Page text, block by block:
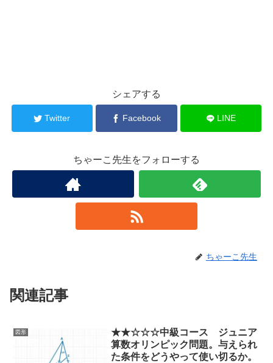
シェアする
Twitter Facebook LINE
ちゃーこ先生をフォローする
ちゃーこ先生
関連記事
図形
★★☆☆☆中級コース ジュニア
算数オリンピック問題。与えられ
た条件をどうやって使い切るか。